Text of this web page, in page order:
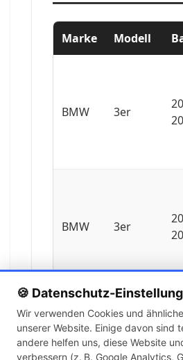
🍪 Datenschutz-
Wir verwenden Cookies und
unserer Website. Einige davon sind
andere helfen uns, diese Website
verbessern (z. B. Google Analytics,
Marke Modell
BMW 3er
BMW 3er
BMW 3er